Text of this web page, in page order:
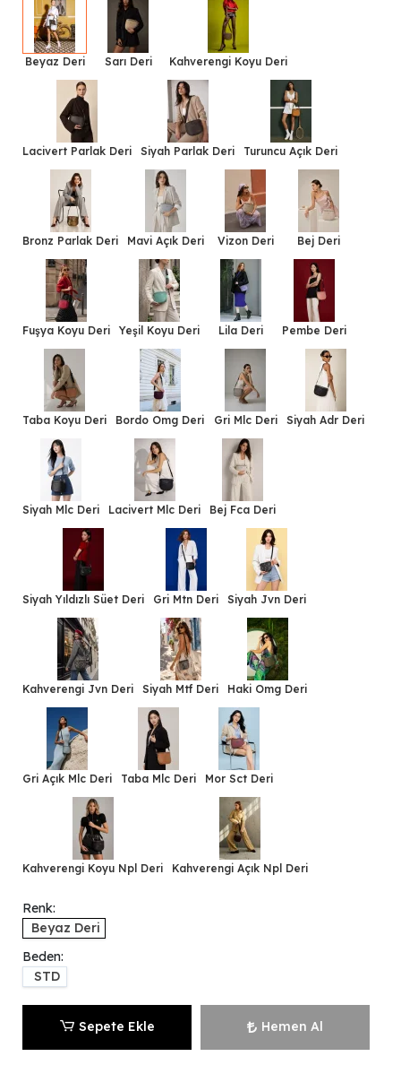
Beyaz Deri Sarı Deri Kahverengi Koyu Deri
Lacivert Parlak Deri Siyah Parlak Deri Turuncu Açık Deri
Bronz Parlak Deri Mavi Açık Deri Vizon Deri Bej Deri
Fuşya Koyu Deri Yeşil Koyu Deri Lila Deri Pembe Deri
Taba Koyu Deri Bordo Omg Deri Gri Mlc Deri Siyah Adr Deri
Siyah Mlc Deri Lacivert Mlc Deri Bej Fca Deri
Siyah Yıldızlı Süet Deri Gri Mtn Deri Siyah Jvn Deri
Kahverengi Jvn Deri Siyah Mtf Deri Haki Omg Deri
Gri Açık Mlc Deri Taba Mlc Deri Mor Sct Deri
Kahverengi Koyu Npl Deri Kahverengi Açık Npl Deri
Renk:
Beyaz Deri
Beden:
STD
Sepete Ekle Hemen Al